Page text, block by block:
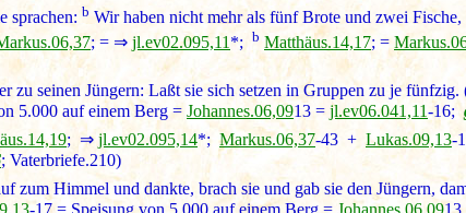
sprachen: b Wir haben nicht mehr als fünf Brote und zwei
; = ⇒ jl.ev02.095,11 *; b Matthäus.14,17; =
zu seinen Jüngern: Laßt sie sich setzen in Gruppen zu je fünfzig.
5.000 auf einem Berg = Johannes.06,0913 = jl.ev06.041,11-16;
; ⇒jl.ev02.095,14*;Markus.06,37-43 + Lukas.09,13-
; Vaterbriefe.210)
zum Himmel und dankte, brach sie und gab sie den Jüngern,